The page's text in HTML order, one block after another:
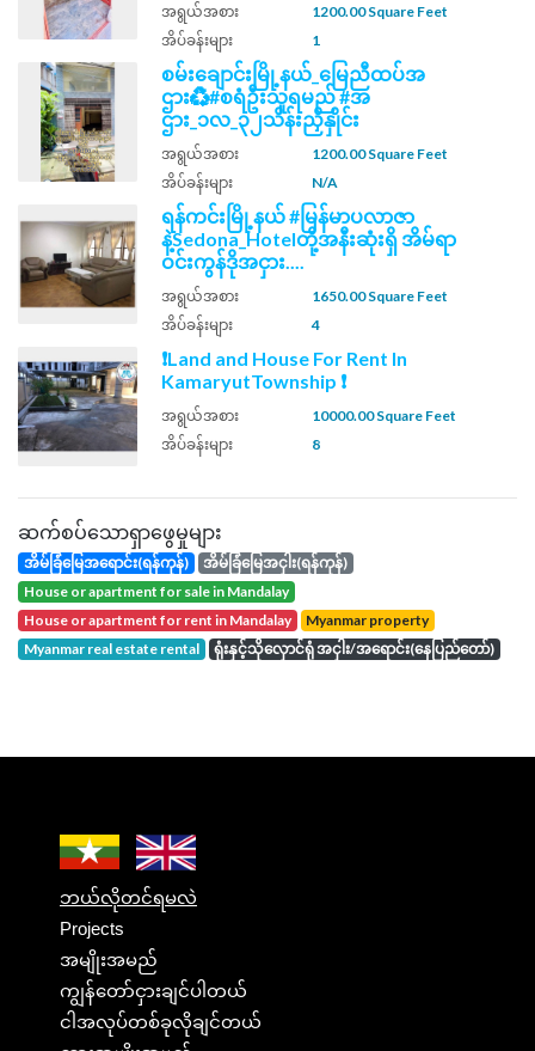
အရွယ်အစား
1200.00 Square Feet
အိပ်ခန်းများ
1
စမ်းချောင်းမြို့နယ်_မြေညီထပ်အ
ဌား♻️#စရံဦးသူရမည် #အ
ဌား_၁လ_၃၂သိန်းညှိနှိုင်း
အရွယ်အစား
1200.00 Square Feet
အိပ်ခန်းများ
N/A
ရန်ကင်းမြို့နယ် #မြန်မာပလာဇာ
နဲ့Sedona_Hotelတို့အနီးဆုံးရှိ အိမ်ရာ
ဝင်းကွန်ဒိုအငှား....
အရွယ်အစား
1650.00 Square Feet
အိပ်ခန်းများ
4
❗Land and House For Rent In
KamaryutTownship ❗
အရွယ်အစား
10000.00 Square Feet
အိပ်ခန်းများ
8
ဆက်စပ်သောရှာဖွေမှုများ
အိမ်ခြံမြေအရောင်း(ရန်ကုန်)
အိမ်ခြံမြေအငှါး(ရန်ကုန်)
house or apartment for sale in Mandalay
house or apartment for rent in Mandalay
Myanmar property
Myanmar real estate rental
ရုံးနှင့်သိုလှောင်ရုံ အငှါး/အရောင်း(နေပြည်တော်)
ဘယ်လိုတင်ရမလဲ
Projects
အမျိုးအမည်
ကျွန်တော်ငှားချင်ပါတယ်
ငါအလုပ်တစ်ခုလိုချင်တယ်